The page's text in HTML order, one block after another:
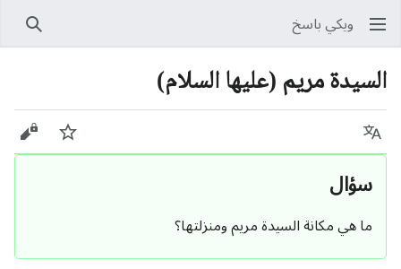
ويكي باسخ بحث
السيدة مريم (عليها السلام)
اللغة راقب
سؤال
ما هي مكانة السيدة مريم ومنزلتها؟